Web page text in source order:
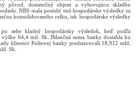
pôvod, dostatočný objem a vyhovujúcu skladbu
NBS mala posúdiť tiež hospodárske výsledky za
konsolidovaného celku, tak hospodárske výsledky
sebe kladný hospodársky výsledok, keď podľa
64,4 mil. Sk. Bilančná suma banky dosiahla ku
klientov Poštovej banky predstavovali 18,912 mld.
Sk.